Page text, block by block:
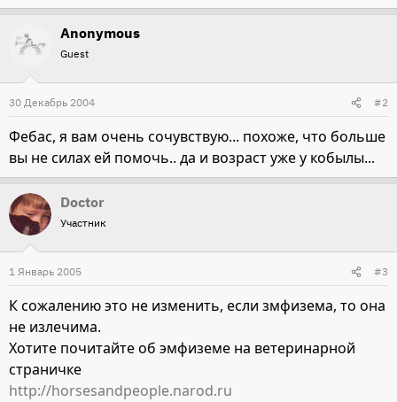
Anonymous
Guest
30 Декабрь 2004 #2
Фебас, я вам очень сочувствую... похоже, что больше
вы не силах ей помочь.. да и возраст уже у кобылы...
Doctor
Участник
1 Январь 2005 #3
К сожалению это не изменить, если змфизема, то она
не излечима.
Хотите почитайте об эмфиземе на ветеринарной
страничке
http://horsesandpeople.narod.ru